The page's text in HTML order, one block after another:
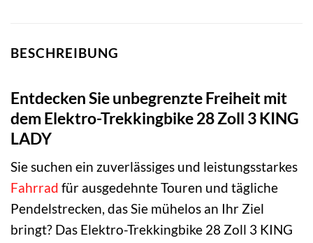
BESCHREIBUNG
Entdecken Sie unbegrenzte Freiheit mit
dem Elektro-Trekkingbike 28 Zoll 3 KING
LADY
Sie suchen ein zuverlässiges und leistungsstarkes
Fahrrad für ausgedehnte Touren und tägliche
Pendelstrecken, das Sie mühelos an Ihr Ziel
bringt? Das Elektro-Trekkingbike 28 Zoll 3 KING